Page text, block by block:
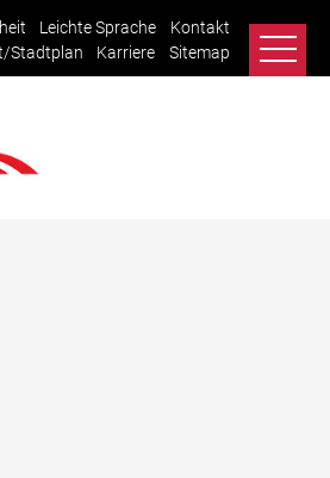
Leichte Sprache
Kontakt
Stadtplan
Karriere Sitemap